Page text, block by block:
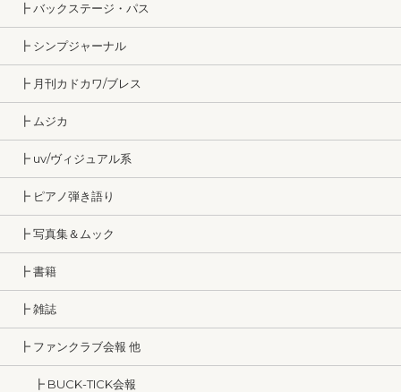
┣ バックステージ・パス
┣ シンプジャーナル
┣ 月刊カドカワ/ブレス
┣ ムジカ
┣ uv/ヴィジュアル系
┣ ピアノ弾き語り
┣ 写真集＆ムック
┣ 書籍
┣ 雑誌
┣ ファンクラブ会報 他
┣ BUCK-TICK会報